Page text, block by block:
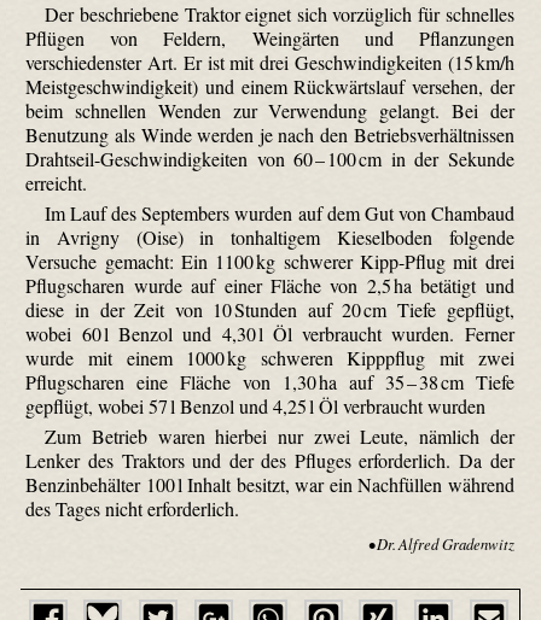
Der beschriebene Traktor eignet sich vorzüglich für schnelles
Pflügen von Feldern, Weingärten und Pflanzungen
verschiedenster Art. Er ist mit drei Geschwindigkeiten (15 km/h
Meist­geschwindig­keit) und einem Rückwärtslauf versehen, der
beim schnellen Wenden zur Verwendung gelangt. Bei der
Benutzung als Winde werden je nach den Betriebsverhältnissen
Drahtseil-Geschwindigkeiten von 60 – 100 cm in der Sekunde
erreicht.
Im Lauf des Septembers wurden auf dem Gut von Chambaud
in Avrigny (Oise) in tonhaltigem Kieselboden folgende
Versuche gemacht: Ein 1100 kg schwerer Kipp-Pflug mit drei
Pflugscharen wurde auf einer Fläche von 2,5 ha betätigt und
diese in der Zeit von 10 Stunden auf 20 cm Tiefe gepflügt,
wobei 60 l Benzol und 4,30 l Öl verbraucht wurden. Ferner
wurde mit einem 1000 kg schweren Kipppflug mit zwei
Pflugscharen eine Fläche von 1,30 ha auf 35 – 38 cm Tiefe
gepflügt, wobei 57 l Benzol und 4,25 l Öl verbraucht wurden
Zum Betrieb waren hierbei nur zwei Leute, nämlich der
Lenker des Traktors und der des Pfluges erforderlich. Da der
Benzinbehälter 100 l Inhalt besitzt, war ein Nachfüllen während
des Tages nicht erforderlich.
• Dr. Alfred Gradenwitz